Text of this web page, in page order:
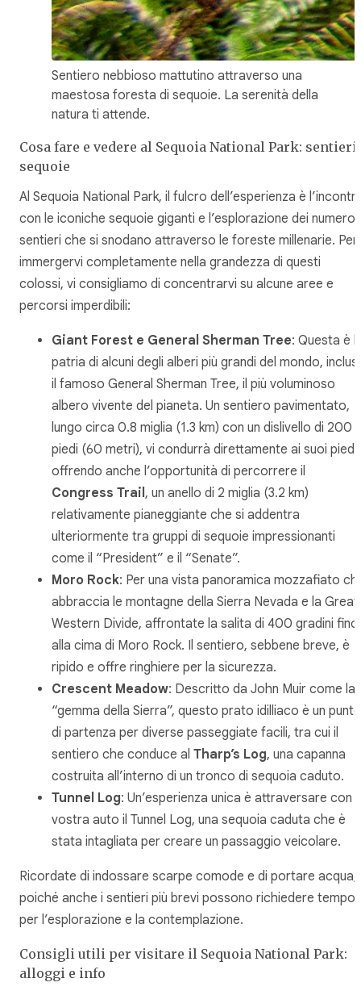
Sentiero nebbioso mattutino attraverso una
maestosa foresta di sequoie. La serenità della
natura ti attende.
Cosa fare e vedere al Sequoia National Park: sentieri
sequoie
Al Sequoia National Park, il fulcro dell’esperienza è
con le iconiche sequoie giganti e l’esplorazione dei
sentieri che si snodano attraverso le foreste millenarie. Per
immergervi completamente nella grandezza di questi
colossi, vi consigliamo di concentrarvi su alcune aree e
percorsi imperdibili:
Giant Forest e General Sherman Tree: Questa è
patria di alcuni degli alberi più grandi del mondo,
il famoso General Sherman Tree, il più voluminoso
albero vivente del pianeta. Un sentiero pavimentato,
lungo circa 0.8 miglia (1.3 km) con un dislivello di 200
piedi (60 metri), vi condurrà direttamente ai suoi piedi,
offrendo anche l’opportunità di percorrere il
Congress Trail, un anello di 2 miglia (3.2 km)
relativamente pianeggiante che si addentra
ulteriormente tra gruppi di sequoie impressionanti
come il “President” e il “Senate”.
Moro Rock: Per una vista panoramica mozzafiato
abbraccia le montagne della Sierra Nevada e la Great
Western Divide, affrontate la salita di 400 gradini fino
alla cima di Moro Rock. Il sentiero, sebbene breve, è
ripido e offre ringhiere per la sicurezza.
Crescent Meadow: Descritto da John Muir come la
“gemma della Sierra”, questo prato idilliaco è un punto
di partenza per diverse passeggiate facili, tra cui il
sentiero che conduce al Tharp’s Log, una capanna
costruita all’interno di un tronco di sequoia caduto.
Tunnel Log: Un’esperienza unica è attraversare con
vostra auto il Tunnel Log, una sequoia caduta che è
stata intagliata per creare un passaggio veicolare.
Ricordate di indossare scarpe comode e di portare acqua,
poiché anche i sentieri più brevi possono richiedere tempo
per l’esplorazione e la contemplazione.
Consigli utili per visitare il Sequoia National Park:
alloggi e info